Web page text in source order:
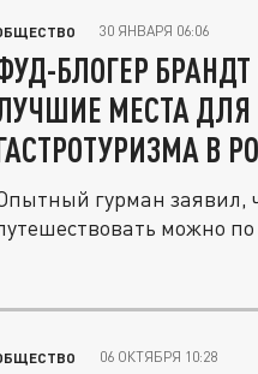
30 ЯНВАРЯ 06:06
БЛОГЕР
МЕСТА ДЛЯ
В
гурман заявил,
можно по
06 ОКТЯБРЯ 10:28